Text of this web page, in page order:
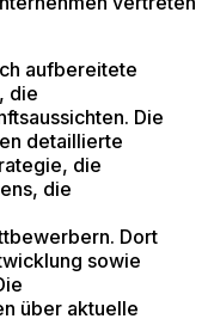
aufbereitete
die
Die
detaillierte
die
die
Dort
sowie
über aktuelle